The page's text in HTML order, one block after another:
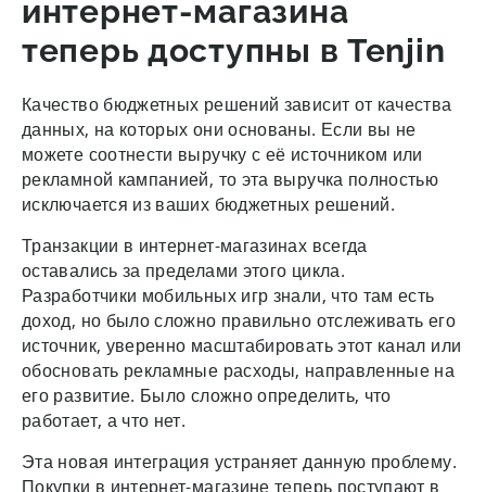
интернет-магазина
теперь доступны в Tenjin
Качество бюджетных решений зависит от качества
данных, на которых они основаны. Если вы не
можете соотнести выручку с её источником или
рекламной кампанией, то эта выручка полностью
исключается из ваших бюджетных решений.
Транзакции в интернет-магазинах всегда
оставались за пределами этого цикла.
Разработчики мобильных игр знали, что там есть
доход, но было сложно правильно отслеживать его
источник, уверенно масштабировать этот канал или
обосновать рекламные расходы, направленные на
его развитие. Было сложно определить, что
работает, а что нет.
Эта новая интеграция устраняет данную проблему.
Покупки в интернет-магазине теперь поступают в